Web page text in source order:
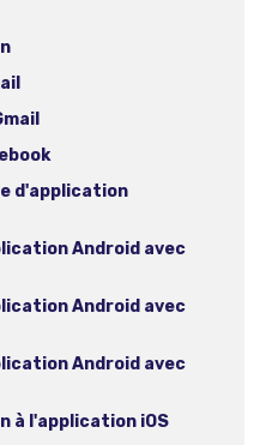
d'application
Android avec
Android avec
Android avec
à l'application iOS